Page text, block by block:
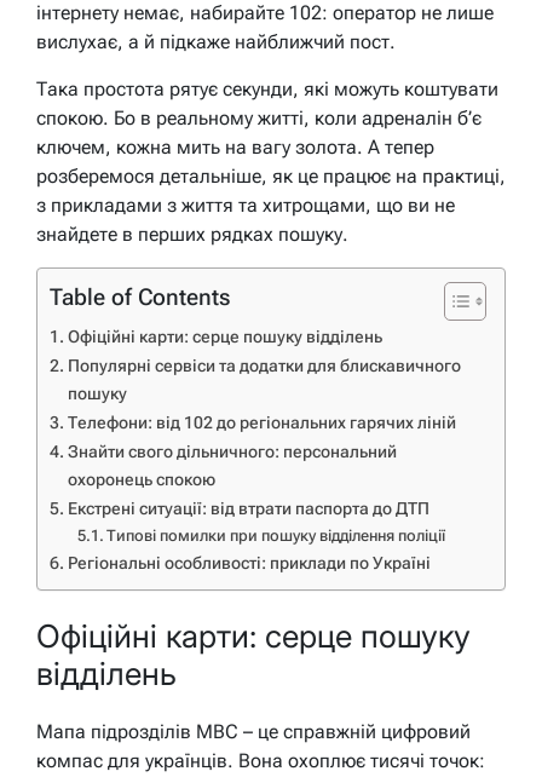
інтернету немає, набирайте 102: оператор не лише
вислухає, а й підкаже найближчий пост.
Така простота рятує секунди, які можуть коштувати
спокою. Бо в реальному житті, коли адреналін б’є
ключем, кожна мить на вагу золота. А тепер
розберемося детальніше, як це працює на практиці,
з прикладами з життя та хитрощами, що ви не
знайдете в перших рядках пошуку.
Table of Contents
Офіційні карти: серце пошуку відділень
Популярні сервіси та додатки для блискавичного
пошуку
Телефони: від 102 до регіональних гарячих ліній
Знайти свого дільничного: персональний
охоронець спокою
Екстрені ситуації: від втрати паспорта до ДТП
Типові помилки при пошуку відділення поліції
Регіональні особливості: приклади по Україні
Офіційні карти: серце пошуку
відділень
Мапа підрозділів МВС – це справжній цифровий
компас для українців. Вона охоплює тисячі точок: